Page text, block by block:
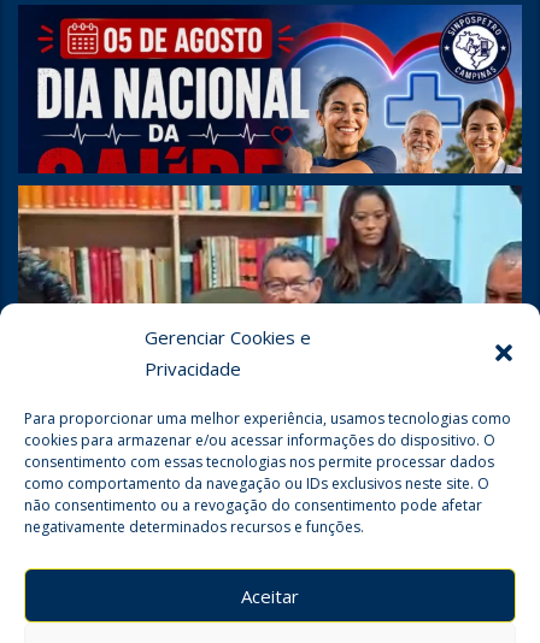
Gerenciar Cookies e
Privacidade
Para proporcionar uma melhor experiência, usamos tecnologias como
cookies para armazenar e/ou acessar informações do dispositivo. O
consentimento com essas tecnologias nos permite processar dados
como comportamento da navegação ou IDs exclusivos neste site. O
não consentimento ou a revogação do consentimento pode afetar
negativamente determinados recursos e funções.
Aceitar
Seguir no Instagram